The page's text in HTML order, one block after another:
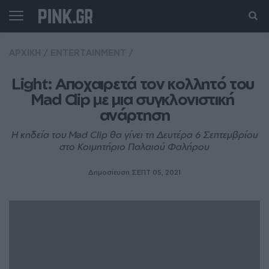
Light: Αποχαιρετά τον κολλητό του
Mad Clip με μια συγκλονιστική
ανάρτηση
H κηδεία του Mad Clip θα γίνει τη Δευτέρα 6 Σεπτεμβρίου
στο Κοιμητήριο Παλαιού Φαλήρου
Δημοσίευση ΣΕΠΤ 05, 2021